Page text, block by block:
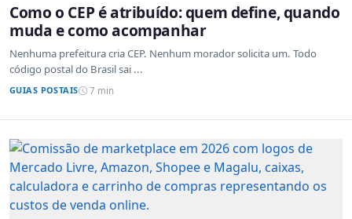
Como o CEP é atribuído: quem define, quando
muda e como acompanhar
Nenhuma prefeitura cria CEP. Nenhum morador solicita um. Todo
código postal do Brasil sai ...
GUIAS POSTAIS 7 min